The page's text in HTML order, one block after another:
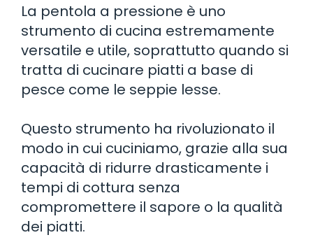
La pentola a pressione è uno
strumento di cucina estremamente
versatile e utile, soprattutto quando si
tratta di cucinare piatti a base di
pesce come le seppie lesse.
Questo strumento ha rivoluzionato il
modo in cui cuciniamo, grazie alla sua
capacità di ridurre drasticamente i
tempi di cottura senza
compromettere il sapore o la qualità
dei piatti.